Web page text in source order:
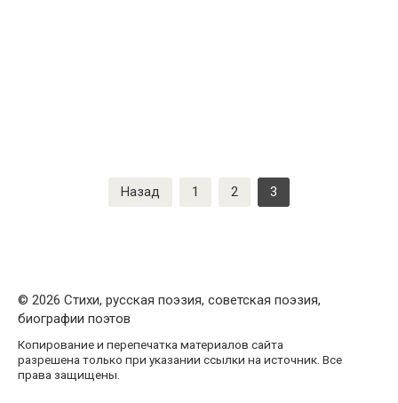
Назад 1 2 3
© 2026 Стихи, русская поэзия, советская поэзия,
биографии поэтов
Копирование и перепечатка материалов сайта
разрешена только при указании ссылки на источник. Все
права защищены.